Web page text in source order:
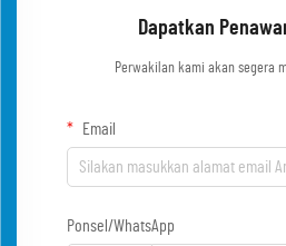
Dapatkan
Perwakilan kami akan segera
Email
Ponsel/WhatsApp